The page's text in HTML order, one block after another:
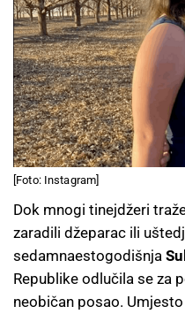
[Foto: Instagram]
Dok mnogi tinejdžeri
zaradili džeparac ili
sedamnaestogodišnja
Republike odlučila se za
neobičan posao.